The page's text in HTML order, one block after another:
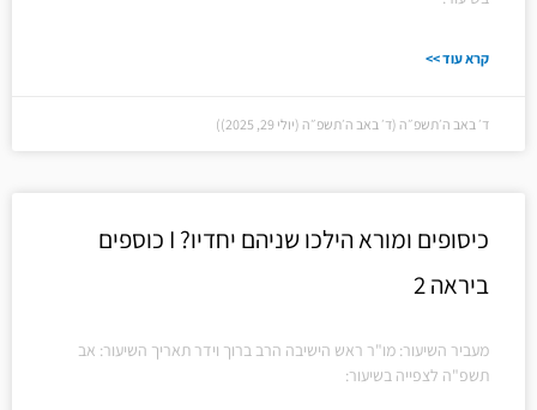
קרא עוד >>
ד׳ באב ה׳תשפ״ה (ד׳ באב ה׳תשפ״ה (יולי 29, 2025))
כיסופים ומורא הילכו שניהם יחדיו? I כוספים
ביראה 2
מעביר השיעור: מו"ר ראש הישיבה הרב ברוך וידר תאריך השיעור: אב
תשפ"ה לצפייה בשיעור: